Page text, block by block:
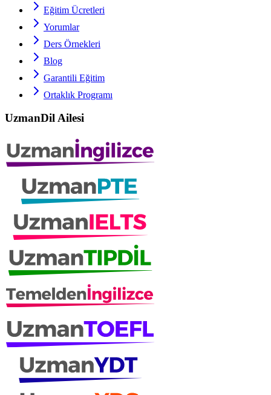
Eğitim Ücretleri
Yorumlar
Ders Örnekleri
Blog
Garantili Eğitim
Ortaklık Programı
UzmanDil Ailesi